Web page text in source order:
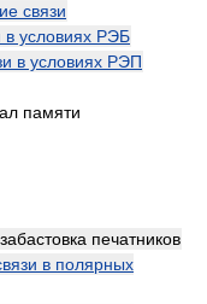
связи
в условиях РЭБ
в условиях РЭП
памяти
печатников
в полярных